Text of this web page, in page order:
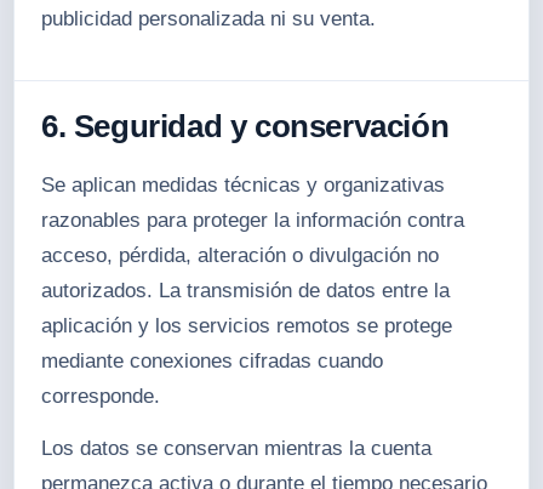
publicidad personalizada ni su venta.
6. Seguridad y conservación
Se aplican medidas técnicas y organizativas
razonables para proteger la información contra
acceso, pérdida, alteración o divulgación no
autorizados. La transmisión de datos entre la
aplicación y los servicios remotos se protege
mediante conexiones cifradas cuando
corresponde.
Los datos se conservan mientras la cuenta
permanezca activa o durante el tiempo necesario